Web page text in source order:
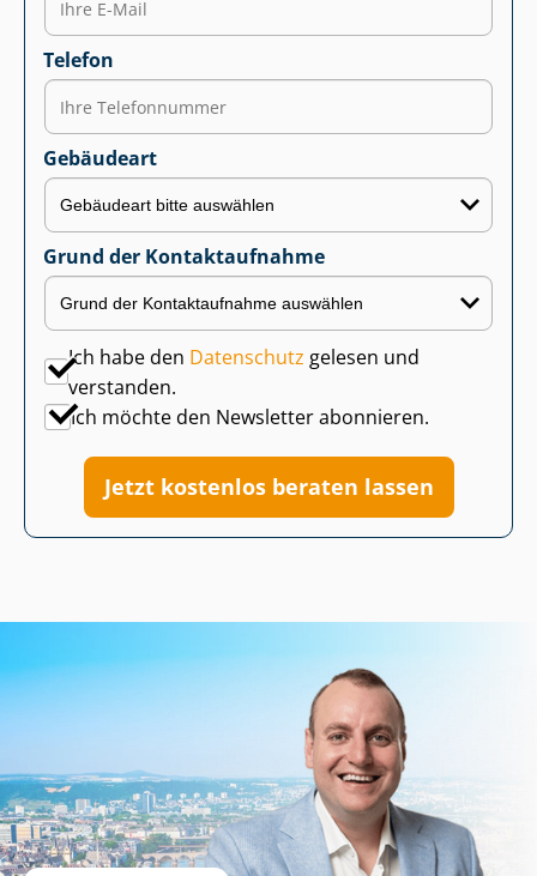
Telefon
Gebäudeart
Grund der Kontaktaufnahme
Ich habe den Datenschutz gelesen und
verstanden.
Ich möchte den Newsletter abonnieren.
Jetzt kostenlos beraten lassen